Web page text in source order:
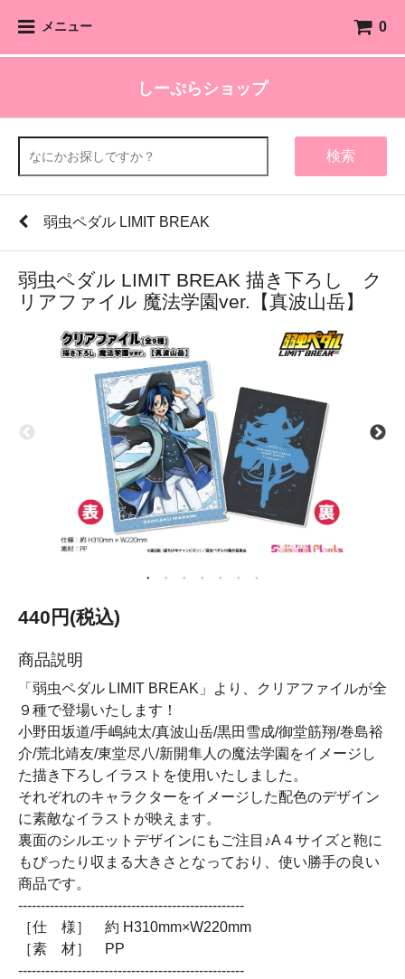
メニュー 0
しーぷらショップ
検索
弱虫ペダル LIMIT BREAK
弱虫ペダル LIMIT BREAK 描き下ろし ク
リアファイル 魔法学園ver.【真波山岳】
440円(税込)
商品説明
「弱虫ペダル LIMIT BREAK」より、クリアファイルが全
９種で登場いたします！
小野田坂道/手嶋純太/真波山岳/黒田雪成/御堂筋翔/巻島裕
介/荒北靖友/東堂尽八/新開隼人の魔法学園をイメージし
た描き下ろしイラストを使用いたしました。
それぞれのキャラクターをイメージした配色のデザイン
に素敵なイラストが映えます。
裏面のシルエットデザインにもご注目♪A４サイズと鞄に
もぴったり収まる大きさとなっており、使い勝手の良い
商品です。
--------------------------------------------------
［仕 様］ 約 H310mm×W220mm
［素 材］ PP
--------------------------------------------------